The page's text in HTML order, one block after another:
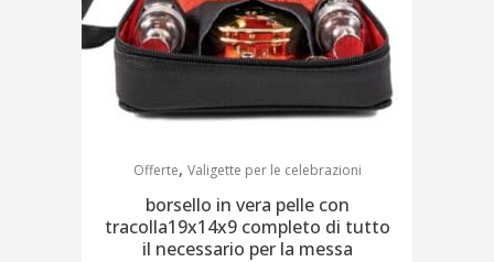
Offerte, Valigette per le celebrazioni
borsello in vera pelle con
tracolla19x14x9 completo di tutto
il necessario per la messa